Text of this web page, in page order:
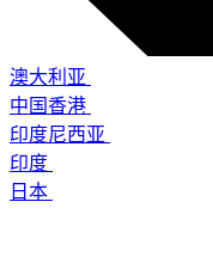
澳大利亚
中国香港
印度尼西亚
印度
日本